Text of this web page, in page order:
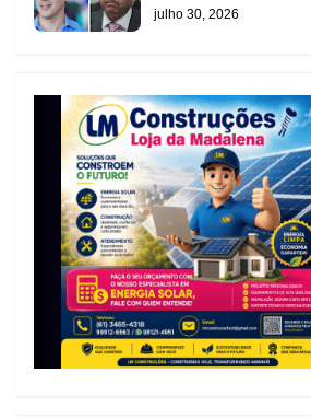
julho 30, 2026